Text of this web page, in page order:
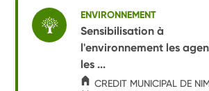
ENVIRONNEMENT
Sensibilisation à
l'environnement les
les ...
CREDIT MUNICIPAL DE